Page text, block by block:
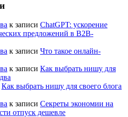
к записи ChatGPT: ускорение
предложений в B2B-
к записи Что такое онлайн-
к записи Как выбрать нишу для
Как выбрать нишу для своего блога
к записи Секреты экономии на
отпуск дешевле